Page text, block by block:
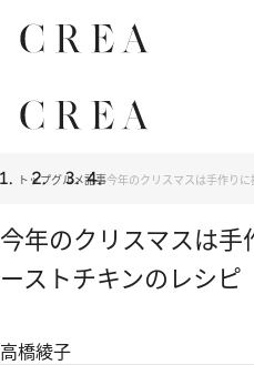
トップグルメ記事今年のクリスマスは手作り
今年のクリスマスは手
ーストチキンのレシピ
高橋綾子